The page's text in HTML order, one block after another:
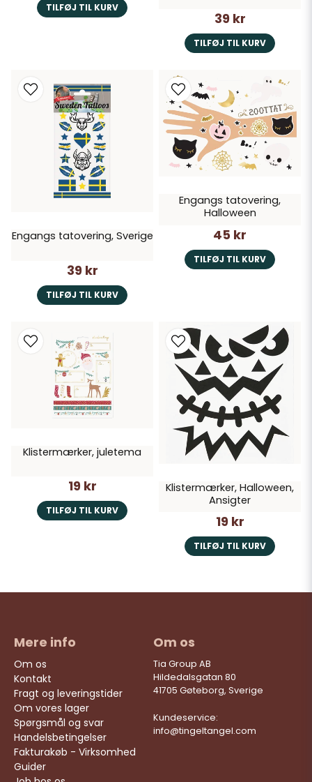
TILFØJ TIL KURV
39 kr
TILFØJ TIL KURV
Engangs tatovering, Sverige
39 kr
TILFØJ TIL KURV
Engangs tatovering,
Halloween
45 kr
TILFØJ TIL KURV
Klistermærker, juletema
19 kr
TILFØJ TIL KURV
Klistermærker, Halloween,
Ansigter
19 kr
TILFØJ TIL KURV
Mere info
Om os
Kontakt
Fragt og leveringstider
Om vores lager
Spørgsmål og svar
Handelsbetingelser
Fakturakøb - Virksomhed
Guider
Om os
Tia Group AB
Hildedalsgatan 80
41705 Gøteborg, Sverige
Kundeservice:
info@tingeltangel.com